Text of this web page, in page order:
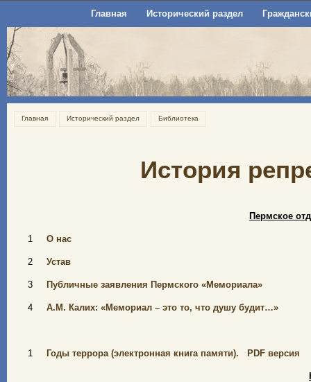
Главная Исторический раздел
Главная Исторический раздел Библиотека
История
1
Пермское
О нас
2 Устав
3 Публичные заявления Пермского «Мемориала»
4 А.М. Калих: «Мемориал – это то, что душу будит…»
1 Годы террора (электронная книга памяти). PDF версия